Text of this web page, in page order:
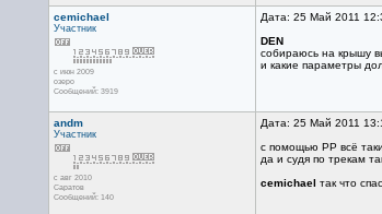
cemichael
Участник
с июн 2009
озеро
Сообщений: 3919
Дата: 25 Май 2011
DEN
собираюсь на крышу
и какие параметры
andm
Участник
с авг 2010
Саратов
Сообщений: 140
Дата: 25 Май 2011
с помощью PP всё
да и судя по трекам
cemichael так что